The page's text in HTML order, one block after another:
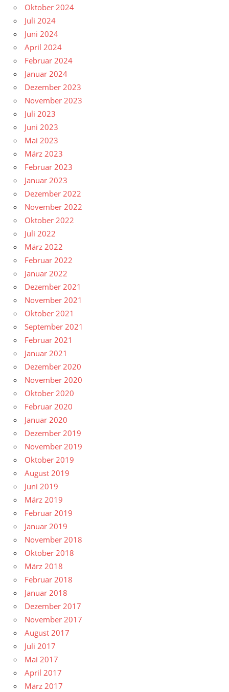
Oktober 2024
Juli 2024
Juni 2024
April 2024
Februar 2024
Januar 2024
Dezember 2023
November 2023
Juli 2023
Juni 2023
Mai 2023
März 2023
Februar 2023
Januar 2023
Dezember 2022
November 2022
Oktober 2022
Juli 2022
März 2022
Februar 2022
Januar 2022
Dezember 2021
November 2021
Oktober 2021
September 2021
Februar 2021
Januar 2021
Dezember 2020
November 2020
Oktober 2020
Februar 2020
Januar 2020
Dezember 2019
November 2019
Oktober 2019
August 2019
Juni 2019
März 2019
Februar 2019
Januar 2019
November 2018
Oktober 2018
März 2018
Februar 2018
Januar 2018
Dezember 2017
November 2017
August 2017
Juli 2017
Mai 2017
April 2017
März 2017